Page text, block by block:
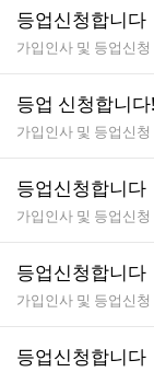
등업신청합니다
게시판명
가입인사 및 등업신청
등업 신청합니다!
게시판명
가입인사 및 등업신청
등업신청합니다
게시판명
가입인사 및 등업신청
등업신청합니다
게시판명
가입인사 및 등업신청
등업신청합니다